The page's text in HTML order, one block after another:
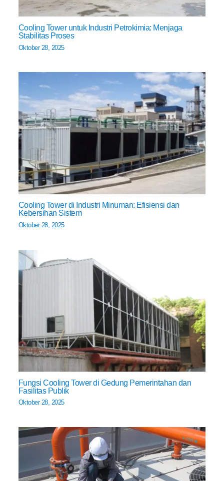
Cooling Tower untuk Industri Petrokimia: Menjaga
Stabilitas Proses
Oktober 28, 2025
Cooling Tower di Industri Minuman: Efisiensi dan
Kebersihan Sistem
Oktober 28, 2025
Fungsi Cooling Tower di Gedung Pemerintahan dan
Fasilitas Publik
Oktober 28, 2025